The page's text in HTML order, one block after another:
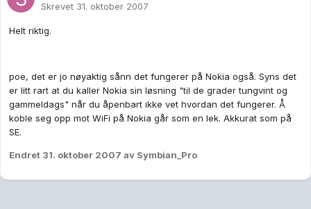
Skrevet 31. oktober 2007
Helt riktig.
poe, det er jo nøyaktig sånn det fungerer på Nokia også. Syns det
er litt rart at du kaller Nokia sin løsning "til de grader tungvint og
gammeldags" når du åpenbart ikke vet hvordan det fungerer. Å
koble seg opp mot WiFi på Nokia går som en lek. Akkurat som på
SE.
Endret 31. oktober 2007 av Symbian_Pro